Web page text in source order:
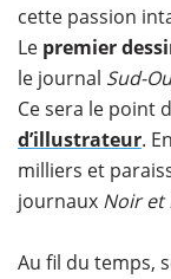
cette passion
Le premier
le journal Sud-
Ce sera le point
d’illustrateur.
milliers et
journaux Noir et
Au fil du temps,